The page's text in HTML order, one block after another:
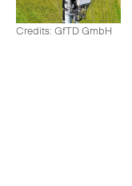
Credits: GfTD GmbH